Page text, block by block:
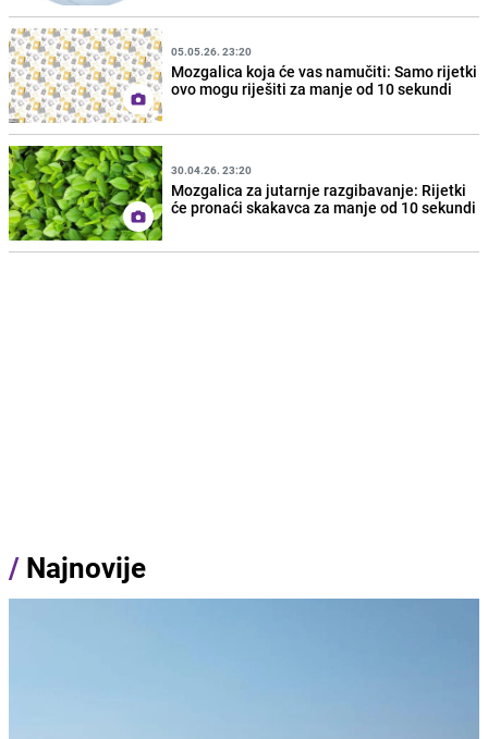
05.05.26. 23:20
Mozgalica koja će vas namučiti: Samo rijetki
ovo mogu riješiti za manje od 10 sekundi
30.04.26. 23:20
Mozgalica za jutarnje razgibavanje: Rijetki
će pronaći skakavca za manje od 10 sekundi
/ Najnovije